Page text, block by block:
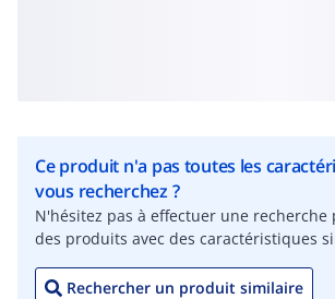
Ce produit n'a pas toutes les
vous recherchez ?
N'hésitez pas à effectuer une
des produits avec des caractéristiques
Rechercher un produit similaire